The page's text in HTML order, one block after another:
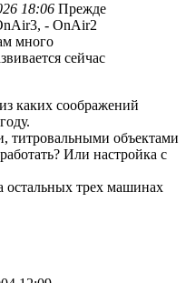
18:06 Прежде
- OnAir2
много
сейчас
каких соображений
титровальными объектами
Или настройка с
остальных трех машинах